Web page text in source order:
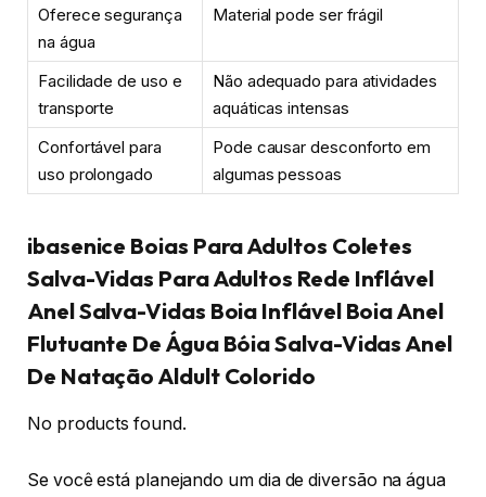
Oferece segurança
na água
Material pode ser frágil
Facilidade de uso e
transporte
Não adequado para atividades
aquáticas intensas
Confortável para
uso prolongado
Pode causar desconforto em
algumas pessoas
ibasenice Boias Para Adultos Coletes
Salva-Vidas Para Adultos Rede Inflável
Anel Salva-Vidas Boia Inflável Boia Anel
Flutuante De Água Bóia Salva-Vidas Anel
De Natação Aldult Colorido
No products found.
Se você está planejando um dia de diversão na água